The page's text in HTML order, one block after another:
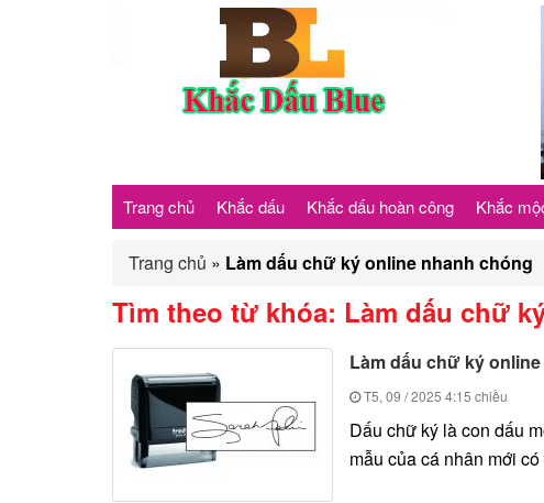
Trang chủ Khắc dấu Khắc dấu hoàn công Khắc
Trang chủ » Làm dấu chữ ký online nhanh chóng
Làm dấu chữ
Tìm theo từ khóa:
Làm dấu chữ ký
T5, 09 / 2025 4:15 chiều
Dấu chữ ký là con dấu
mẫu của cá nhân mới